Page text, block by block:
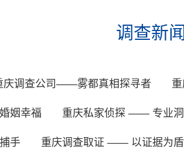
调查新闻
庆调查公司——雾都真相探寻者
姻幸福 重庆私家侦探 —— 专业洞
手 重庆调查取证 —— 以证据为